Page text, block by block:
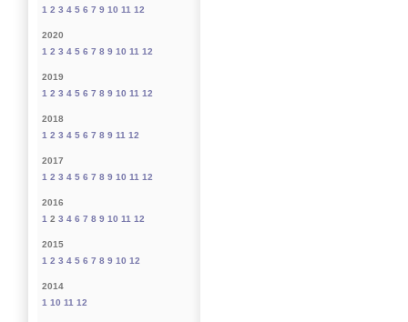
1 2 3 4 5 6 7 9 10 11 12
2020
1 2 3 4 5 6 7 8 9 10 11 12
2019
1 2 3 4 5 6 7 8 9 10 11 12
2018
1 2 3 4 5 6 7 8 9 11 12
2017
1 2 3 4 5 6 7 8 9 10 11 12
2016
1 2 3 4 6 7 8 9 10 11 12
2015
1 2 3 4 5 6 7 8 9 10 12
2014
1 10 11 12